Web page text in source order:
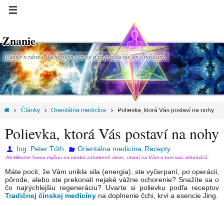
Znanie
Články o zdraví, duchovnom rozvoji a za pravdu nie len v medicíne.
Články Orientálna medicína Polievka, ktorá Vás postaví na nohy
Polievka, ktorá Vás postaví na nohy
Ing. Peter Tóth Orientálna medicína Recepty
Ak kliknete ľavou myšou na modro zafarbené slovo, otvorí sa Vám o tom viac informácií.
Máte pocit, že Vám unikla sila (energia), ste vyčerpaní, po operácii,
pôrode, alebo ste prekonali nejaké vážne ochorenie? Snažíte sa o
čo najrýchlejšiu regeneráciu? Uvarte si polievku podľa receptov
Tradičnej čínskej medicíny na doplnenie čchi, krvi a esencie Jing.